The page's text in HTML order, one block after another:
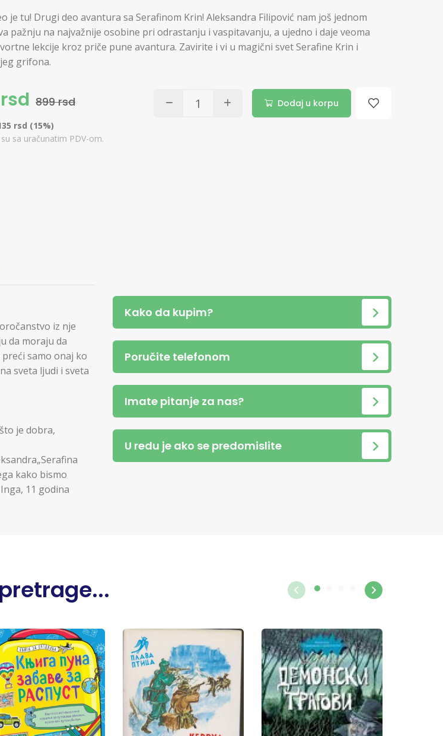
je tu! Drugi deo avantura sa Serafinom Krin! Aleksandra Filipović nam još jednom
pažnju na najvažnije osobine pri odrastanju i vaspitavanju, a ujedno i daje veoma
lekcije kroz priče pune avantura. Zavirite i vi u magični svet Serafine Krin i
grifona.
899 rsd Dodaj u korpu
rsd (15%)
sa uračunatim PDV-om.
iz nje
da moraju da
samo onaj ko
sveta ljudi i sveta
je dobra,
kako bismo
11 godina
Kako da kupim?
Poručite telefonom
Imate pitanje za nas?
U redu je ako se predomislite